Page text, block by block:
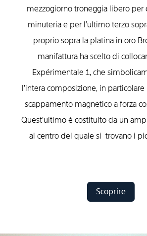
mezzogiorno troneggia libero per
minuteria e per l’ultimo terzo
proprio sopra la platina in oro
manifattura ha scelto di
Expérimentale 1, che
l’intera composizione, in
scappamento magnetico a forza
Quest’ultimo è costituito da un
al centro del quale si trovano i
Scoprire